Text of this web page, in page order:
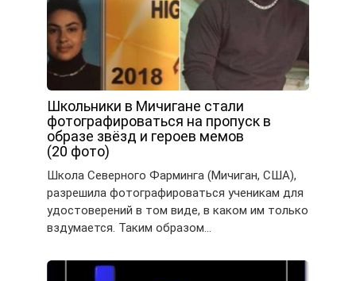
Школьники в Мичигане стали
фотографироваться на пропуск в
образе звёзд и героев мемов
(20 фото)
Школа Северного Фарминга (Мичиган, США),
разрешила фотографироваться ученикам для
удостоверений в том виде, в каком им только
вздумается. Таким образом…